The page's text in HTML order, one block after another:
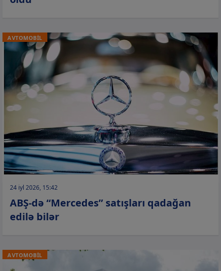
AVTOMOBİL
24 iyl 2026, 15:42
ABŞ-də “Mercedes” satışları qadağan
edilə bilər
AVTOMOBİL